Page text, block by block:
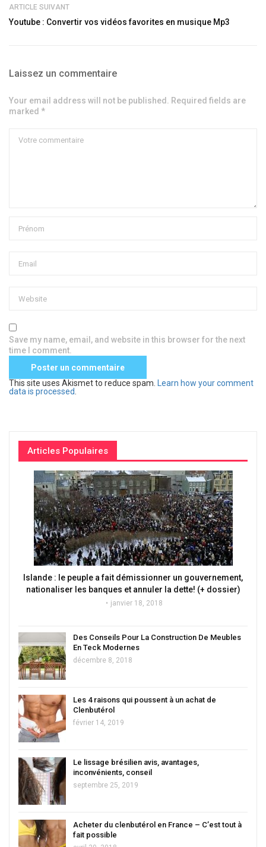
ARTICLE SUIVANT
Youtube : Convertir vos vidéos favorites en musique Mp3
Laissez un commentaire
Your email address will not be published. Required fields are
marked *
Save my name, email, and website in this browser for the next
time I comment.
This site uses Akismet to reduce spam.
Learn how your comment
data is processed
Articles Populaires
Islande : le peuple a fait démissionner un gouvernement,
nationaliser les banques et annuler la dette! (+ dossier)
janvier 18, 2018
Des Conseils Pour La Construction De Meubles
En Teck Modernes
décembre 8, 2018
Les 4 raisons qui poussent à un achat de
Clenbutérol
février 14, 2019
Le lissage brésilien avis, avantages,
inconvénients, conseil
septembre 25, 2019
Acheter du clenbutérol en France – C’est tout à
fait possible